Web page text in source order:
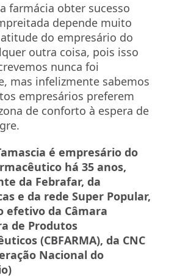
farmácia obter sucesso
depende muito
do empresário do
outra coisa, pois isso
nunca foi
mas infelizmente sabemos
empresários preferem
de conforto à espera de
é empresário do
há 35 anos,
da Febrafar, da
e da rede Super Popular,
efetivo da Câmara
de Produtos
(CBFARMA), da CNC
Nacional do